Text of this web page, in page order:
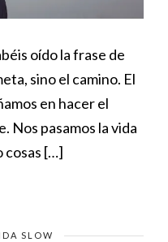
oído la frase de
sino el camino. El
en hacer el
Nos pasamos la vida
cosas […]
SLOW